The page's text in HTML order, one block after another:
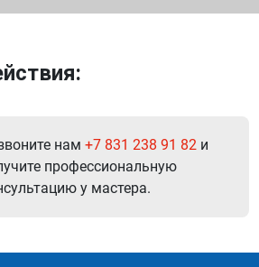
нам +7 831 238 91 82 и
профессиональную
у мастера.